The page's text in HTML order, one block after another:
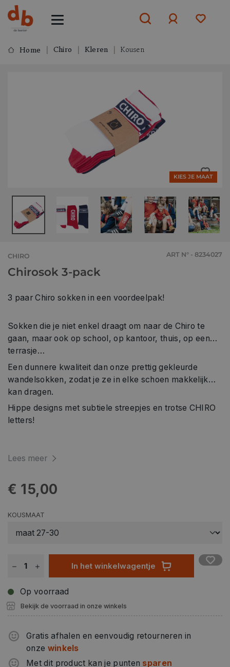
aanmelden
Home Chiro Kleren Kousen
KIES JE MAAT
CHIRO ART N° - 8234027
Chirosok 3-pack
3 paar Chiro sokken in een voordeelpak!
Sokken die je niet enkel draagt om naar de Chiro te
gaan, maar ook op school, op kantoor, thuis, op een
terrasje…
Een dunnere kwaliteit dan onze prettig gekleurde
wandelsokken, zodat je ze in elke schoen makkelijk
kan dragen.
Hippe designs met subtiele streepjes en trotse CHIRO
letters!
Lees meer
€ 15,00
KOUSMAAT
In het winkelwagentje
Op voorraad
Bekijk de voorraad in onze winkels
Gratis afhalen en eenvoudig retourneren in
onze winkels
Met dit product kan je punten sparen